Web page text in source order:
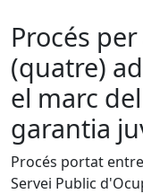
Procés
(quatre)
el marc
garantia
Procés portat
Servei Public